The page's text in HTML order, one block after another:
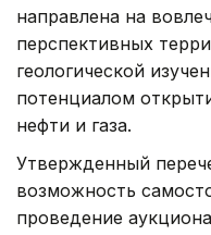
направлена на
перспективных
геологической
потенциалом
нефти и газа.
Утвержденный
возможность
проведение